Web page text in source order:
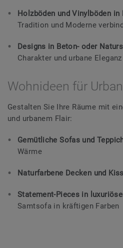
Holzböden und Vinylböden
Tradition und Moderne
Designs in Beton- oder
Charakter und urbane Eleganz
Wohnideen für
Gestalten Sie Ihre Räume mit
und urbanem Flair:
Gemütliche Sofas und
Wärme
Naturfarbene Decken und
Statement-Pieces in
Samtsofa in kräftigen Farben